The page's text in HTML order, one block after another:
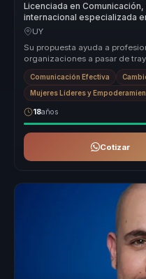
Licenciada en
internacional especializada
profesional, liderazgo
UY
Su propuesta ayuda a
organizaciones a pasar de
una marca persona...
Comunicación Efectiva
Mujeres Líderes y
18años
Cotizar